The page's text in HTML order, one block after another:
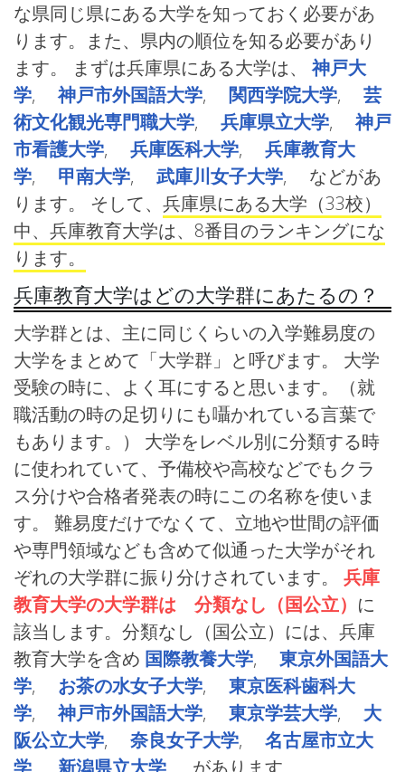
な県同じ県にある大学を知っておく必要があ
ります。また、県内の順位を知る必要があり
ます。 まずは兵庫県にある大学は、神戸大
学,神戸市外国語大学, 関西学院大学, 芸
術文化観光専門職大学, 兵庫県立大学,神戸
市看護大学, 兵庫医科大学, 兵庫教育大
学, 甲南大学, 武庫川女子大学, などがあ
ります。 そして、 兵庫県にある大学（33校）
中、兵庫教育大学は、8番目のランキングにな
ります。
兵庫教育大学はどの大学群にあたるの？
大学群とは、主に同じくらいの入学難易度の
大学をまとめて「大学群」と呼びます。 大学
受験の時に、よく耳にすると思います。（就
職活動の時の足切りにも囁かれている言葉で
もあります。） 大学をレベル別に分類する時
に使われていて、予備校や高校などでもクラ
ス分けや合格者発表の時にこの名称を使いま
す。 難易度だけでなくて、立地や世間の評価
や専門領域なども含めて似通った大学がそれ
ぞれの大学群に振り分けされています。 兵庫
教育大学の大学群は 分類なし（国公立） に
該当します。分類なし（国公立）には、兵庫
教育大学を含め 国際教養大学, 東京外国語大
学, お茶の水女子大学, 東京医科歯科大
学,神戸市外国語大学, 東京学芸大学, 大
阪公立大学, 奈良女子大学, 名古屋市立大
学, 新潟県立大学, があります